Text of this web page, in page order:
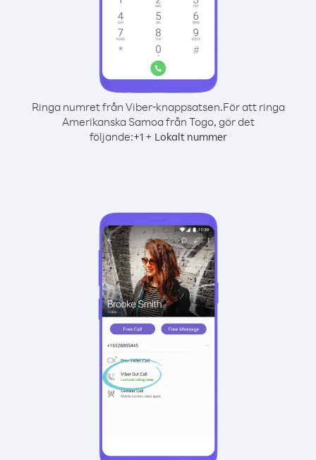
Ringa numret från Viber-knappsatsen.För att ringa
Amerikanska Samoa från Togo, gör det
följande:+1+ Lokalt nummer